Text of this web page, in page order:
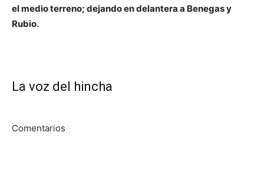
el medio terreno; dejando en delantera a Benegas y
Rubio.
La voz del hincha
Comentarios